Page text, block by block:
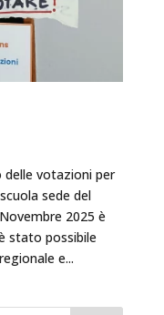
delle votazioni per
sede del
2025 è
stato possibile
e...